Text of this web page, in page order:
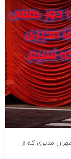
مدیری که از